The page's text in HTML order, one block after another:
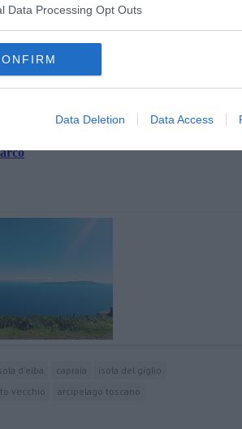
Data Processing Opt Outs
Data Deletion Data Access
iscriviti allaNewsletter QUInews -
nella tua casella di posta.
d'elba capraia
isola del giglio
vecchio arcipelago toscano